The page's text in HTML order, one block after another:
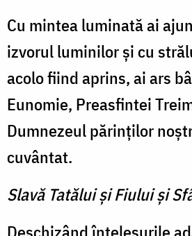
Cu mintea luminată ai
izvorul luminilor şi cu
acolo fiind aprins, ai ars
Eunomie, Preasfintei
Dumnezeul părinţilor
cuvântat.
Slavă Tatălui şi Fiului şi